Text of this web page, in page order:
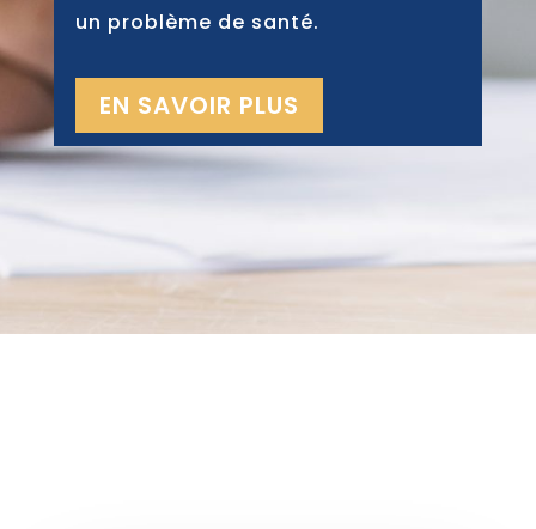
un problème de santé.
EN SAVOIR PLUS